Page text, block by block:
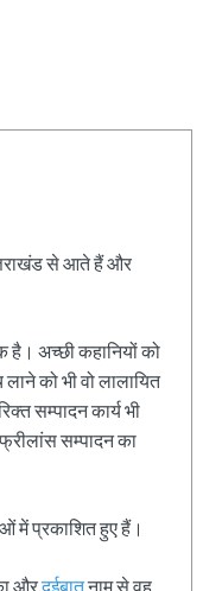
से आते हैं और
अच्छी कहानियों को
को भी वो लालायित
सम्पादन कार्य भी
सम्पादन का
में प्रकाशित हुए हैं।
औरदुईबातनाम से वह